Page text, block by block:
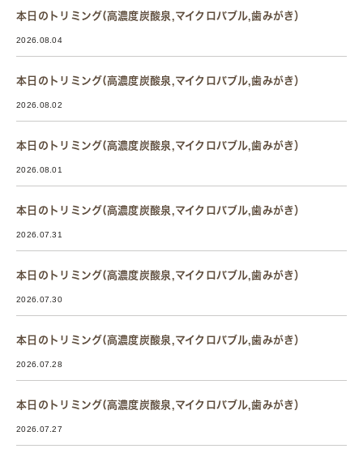
本日のトリミング(高濃度炭酸泉,マイクロバブル,歯みがき）
2026.08.04
本日のトリミング(高濃度炭酸泉,マイクロバブル,歯みがき）
2026.08.02
本日のトリミング(高濃度炭酸泉,マイクロバブル,歯みがき）
2026.08.01
本日のトリミング(高濃度炭酸泉,マイクロバブル,歯みがき）
2026.07.31
本日のトリミング(高濃度炭酸泉,マイクロバブル,歯みがき）
2026.07.30
本日のトリミング(高濃度炭酸泉,マイクロバブル,歯みがき）
2026.07.28
本日のトリミング(高濃度炭酸泉,マイクロバブル,歯みがき）
2026.07.27